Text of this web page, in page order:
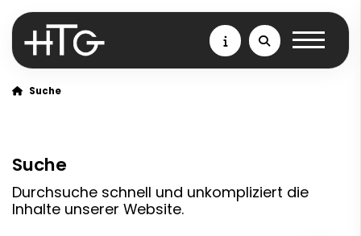
Suche
Suche
Durchsuche schnell und unkompliziert die
Inhalte unserer Website.